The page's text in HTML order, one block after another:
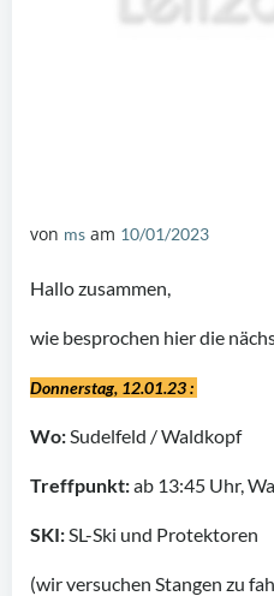
von ms am 10/01/2023
Hallo zusammen,
wie besprochen hier die
Donnerstag, 12.01.23 :
Wo:Sudelfeld / Waldkopf
Treffpunkt:ab 13:45 Uhr,
SKI:SL-Ski und Protektoren
(wir versuchen Stangen zu